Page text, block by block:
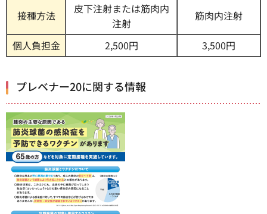
接種方法
皮下注射または筋肉内
注射
筋肉内注射
個人負担金 2,500円 3,500円
プレベナー20に関する情報